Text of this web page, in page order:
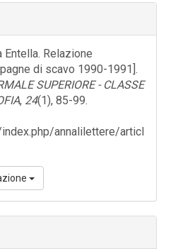
Entella. Relazione
di scavo 1990-1991].
SUPERIORE - CLASSE
, 24(1), 85-99.
annalilettere/articl